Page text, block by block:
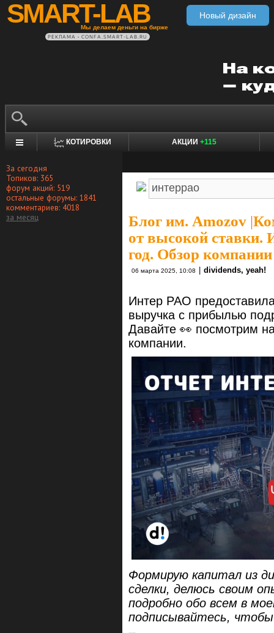
SMART-LAB
Мы делаем деньги на бирже
Новый дизайн
РЕКЛАМА • CONFA.SMART-LAB.RU
КОТИРОВКИ АКЦИИ +115
За сегодня
Топиков: 365
форум акций: 519
остальные форумы: 1841
комментариев: 4018
за месяц
Блог им. Amozov |
от высокой ставки.
год. Обзор
06 марта 2025, 10:08 dividends, yeah!
Интер РАО
выручка с прибылью
Давайте 👀 посмотрим
компании.
Формирую капитал из
сделки, делюсь своим
подробно обо всем в
подписывайтесь,